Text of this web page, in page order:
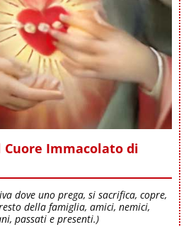
Cuore Immacolato di
dove uno prega, si sacrifica, copre,
della famiglia, amici, nemici,
passati e presenti.)